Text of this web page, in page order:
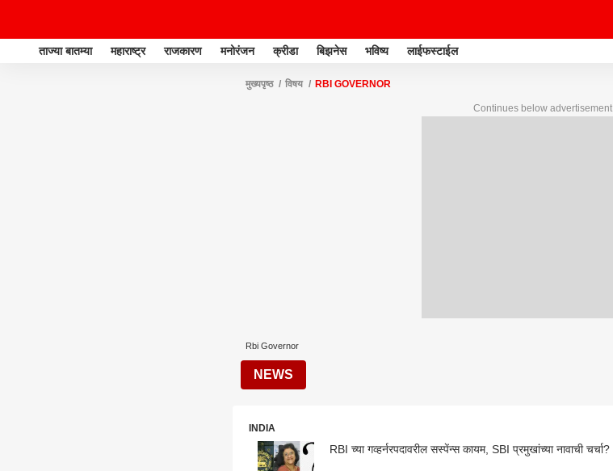
ताज्या बातम्या महाराष्ट्र राजकारण मनोरंजन क्रीडा बिझनेस भविष्य लाईफस्टाईल
मुख्यपृष्ठ विषय RBI GOVERNOR
Continues below advertisement
Rbi Governor
NEWS
INDIA
RBI च्या गव्हर्नरपदावरील सस्पेंन्स कायम, SBI प्रमुखांच्या नावाची चर्चा?